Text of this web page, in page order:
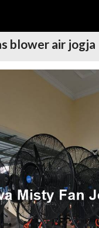
blower air jogja